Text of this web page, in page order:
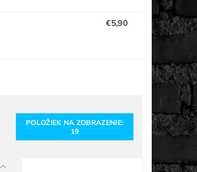
€5,90
POLOŽIEK NA ZOBRAZENIE:
19